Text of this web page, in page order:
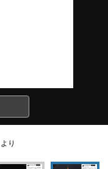
り